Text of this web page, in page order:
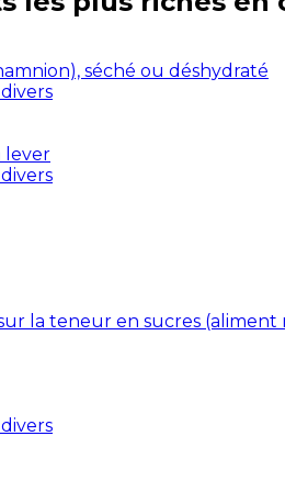
séché ou déshydraté
lever
la teneur en sucres (aliment